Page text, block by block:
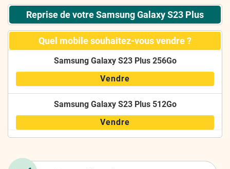
Reprise de votre Samsung Galaxy S23 Plus
Quel mobile souhaitez-vous vendre ?
Samsung Galaxy S23 Plus 256Go
Vendre
Samsung Galaxy S23 Plus 512Go
Vendre